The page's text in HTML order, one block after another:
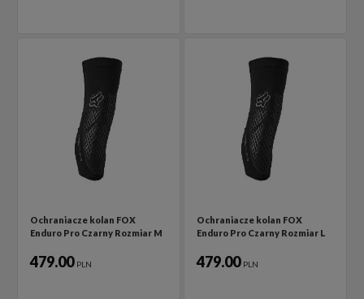
Ochraniacze kolan FOX
Enduro Pro Czarny Rozmiar M
479.00 PLN
Ochraniacze kolan FOX
Enduro Pro Czarny Rozmiar L
479.00 PLN